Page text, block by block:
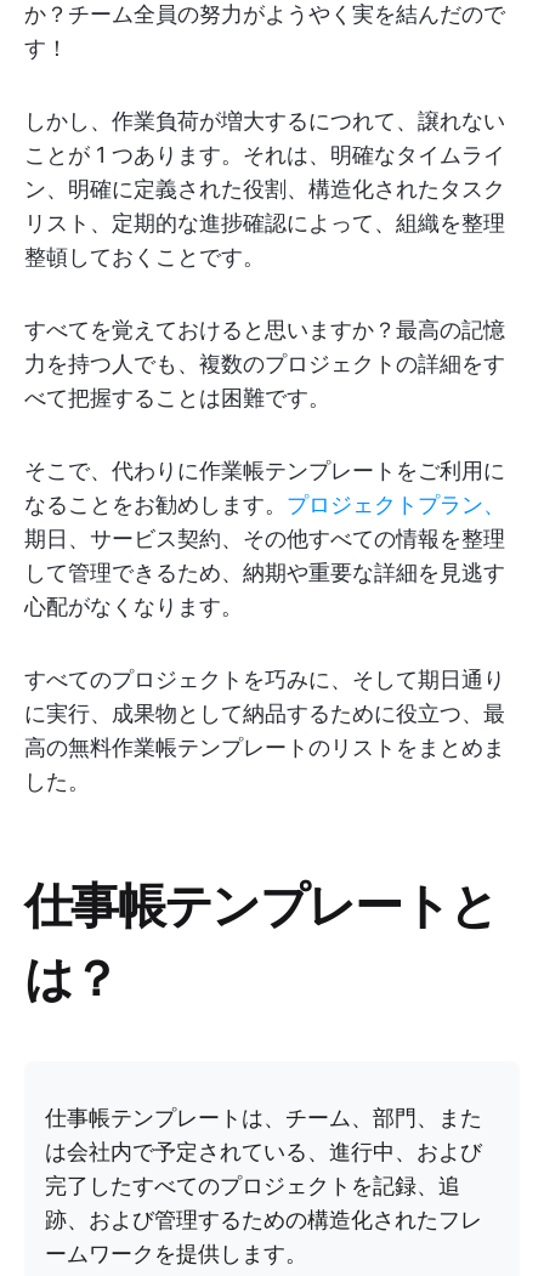
か？チーム全員の努力がようやく実を結んだので
す！
しかし、作業負荷が増大するにつれて、譲れない
ことが 1 つあります。それは、明確なタイムライ
ン、明確に定義された役割、構造化されたタスク
リスト、定期的な進捗確認によって、組織を整理
整頓しておくことです。
すべてを覚えておけると思いますか？最高の記憶
力を持つ人でも、複数のプロジェクトの詳細をす
べて把握することは困難です。
そこで、代わりに作業帳テンプレートをご利用に
なることをお勧めします。 プロジェクトプラン、
期日、サービス契約、その他すべての情報を整理
して管理できるため、納期や重要な詳細を見逃す
心配がなくなります。
すべてのプロジェクトを巧みに、そして期日通り
に実行、成果物として納品するために役立つ、最
高の無料作業帳テンプレートのリストをまとめま
した。
仕事帳テンプレートと
は？
仕事帳テンプレートは、チーム、部門、また
は会社内で予定されている、進行中、および
完了したすべてのプロジェクトを記録、追
跡、および管理するための構造化されたフレ
ームワークを提供します。